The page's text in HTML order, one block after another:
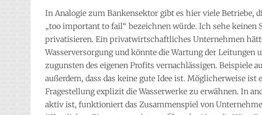
In Analogie zum Bankensektor gibt es hier viele Betriebe,
„too important to fail“ bezeichnen würde. Ich sehe keinen
privatisieren. Ein privatwirtschaftliches Unternehmen
Wasserversorgung und könnte die Wartung der Leitungen
zugunsten des eigenen Profits vernachlässigen. Beispiele
außerdem, dass das keine gute Idee ist. Möglicherweise
Fragestellung explizit die Wasserwerke zu erwähnen. In
aktiv ist, funktioniert das Zusammenspiel von